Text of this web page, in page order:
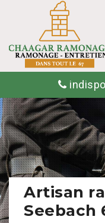
Artisan
Seebach